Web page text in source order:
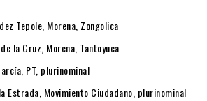
Tepole , Morena, Zongolica
la Cruz , Morena, Tantoyuca
, PT, plurinominal
Estrada , Movimiento Ciudadano, plurinominal